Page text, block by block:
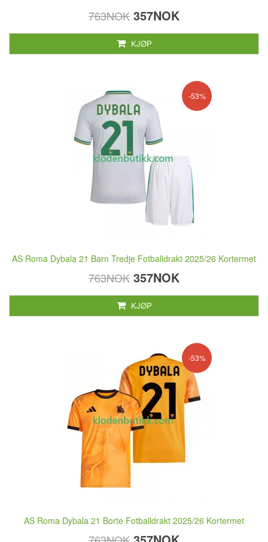
763NOK 357NOK
KJØP
-53%
AS Roma Dybala 21 Barn Tredje Fotballdrakt 2025/26 Kortermet
763NOK 357NOK
KJØP
-53%
AS Roma Dybala 21 Borte Fotballdrakt 2025/26 Kortermet